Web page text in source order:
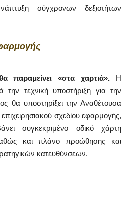
σύγχρονων δεξιοτήτων
παραμείνει «στα χαρτιά». Η
τεχνική υποστήριξη για την
θα υποστηρίξει την Αναθέτουσα
σχεδίου εφαρμογής,
συγκεκριμένο οδικό χάρτη
και πλάνο προώθησης και
κατευθύνσεων.